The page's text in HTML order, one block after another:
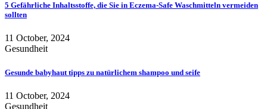
5 Gefährliche Inhaltsstoffe, die Sie in Eczema-Safe Waschmitteln vermeiden
sollten
11 October, 2024
Gesundheit
Gesunde babyhaut tipps zu natürlichem shampoo und seife
11 October, 2024
Gesundheit